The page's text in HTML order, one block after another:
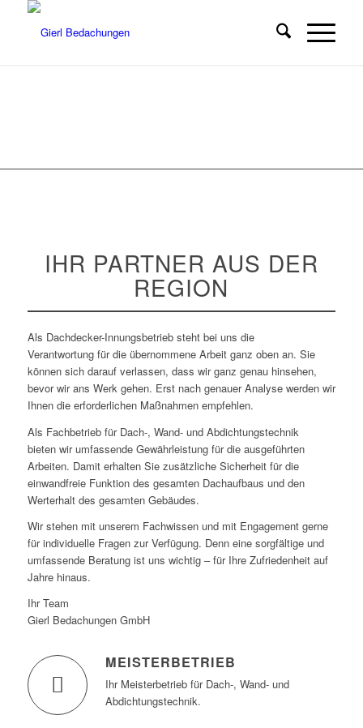
IHR PARTNER AUS DER
REGION
Als Dachdecker-Innungsbetrieb steht bei uns die
Verantwortung für die übernommene Arbeit ganz oben an. Sie
können sich darauf verlassen, dass wir ganz genau hinsehen,
bevor wir ans Werk gehen. Erst nach genauer Analyse werden wir
Ihnen die erforderlichen Maßnahmen empfehlen.
Als Fachbetrieb für Dach-, Wand- und Abdichtungstechnik
bieten wir umfassende Gewährleistung für die ausgeführten
Arbeiten. Damit erhalten Sie zusätzliche Sicherheit für die
einwandfreie Funktion des gesamten Dachaufbaus und den
Werterhalt des gesamten Gebäudes.
Wir stehen mit unserem Fachwissen und mit Engagement gerne
für individuelle Fragen zur Verfügung. Denn eine sorgfältige und
umfassende Beratung ist uns wichtig – für Ihre Zufriedenheit auf
Jahre hinaus.
Ihr Team
Gierl Bedachungen GmbH
MEISTERBETRIEB
Ihr Meisterbetrieb für Dach-, Wand- und
Abdichtungstechnik.